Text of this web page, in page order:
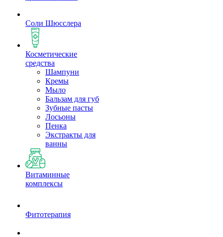
Соли Шюсслера
Косметические
средства
Шампуни
Кремы
Мыло
Бальзам для губ
Зубные пасты
Лосьоны
Пенка
Экстракты для
ванны
Витаминные
комплексы
Фитотерапия